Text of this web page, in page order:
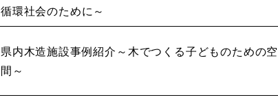
循環社会のために～
県内木造施設事例紹介～木でつくる子どものための空
間～